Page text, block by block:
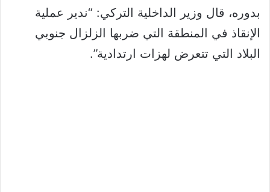
بدوره، قال وزير الداخلية التركي: “ندير عملية
الإنقاذ في المنطقة التي ضربها الزلزال جنوبي
البلاد التي تتعرض لهزات ارتدادية”.